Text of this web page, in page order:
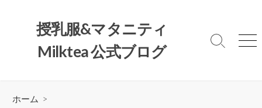
へ
授乳服&マタニティ
Milktea 公式ブログ
検
メ
ホーム >